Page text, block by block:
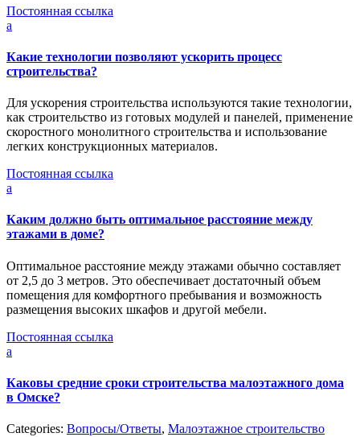
Постоянная ссылка
a
Какие технологии позволяют ускорить процесс
строительства?
Для ускорения строительства используются такие технологии,
как строительство из готовых модулей и панелей, применение
скоростного монолитного строительства и использование
легких конструкционных материалов.
Постоянная ссылка
a
Каким должно быть оптимальное расстояние между
этажами в доме?
Оптимальное расстояние между этажами обычно составляет
от 2,5 до 3 метров. Это обеспечивает достаточный объем
помещения для комфортного пребывания и возможность
размещения высоких шкафов и другой мебели.
Постоянная ссылка
a
Каковы средние сроки строительства малоэтажного дома
в Омске?
Categories: Вопросы/Ответы, Малоэтажное строительство